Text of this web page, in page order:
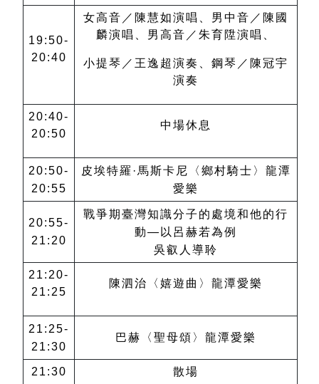
19:50-
20:40
女高音／陳慧如演唱、男中音／陳國
麟演唱、男高音／朱育陞演唱、
小提琴／王逸超演奏、鋼琴／陳冠宇
演奏
20:40-
20:50
中場休息
20:50-
20:55
皮埃特羅·馬斯卡尼〈鄉村騎士〉 龍潭
愛樂
20:55-
21:20
戰爭期臺灣知識分子的處境和他的行
動—以呂赫若為例
吳叡人導聆
21:20-
21:25
陳泗治〈嬉遊曲〉龍潭愛樂
21:25-
21:30
巴赫〈聖母頌〉 龍潭愛樂
21:30 散場